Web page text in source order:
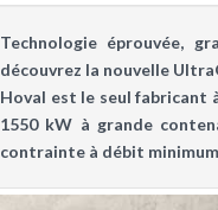
Technologie éprouvée,
découvrez la nouvelle
Hoval est le seul fabricant
1550 kW à grande
contrainte à débit